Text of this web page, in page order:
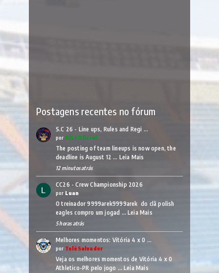
Postagens recentes no fórum
S.C 26 - Line ups, Rules and Regi …
por DjLsOficial
The posting of team lineups is now open, the
deadline is August 12 … Leia Mais
12 minutos atrás
CC26 - Crew Championship 2026
por Luan
O treinador 9999arek9999arek do clã polish
eagles compro um jogad … Leia Mais
5 horas atrás
Melhores momentos: Vitória 4 x 0 …
por TelêSalvador
Veja os melhores momentos de Vitória 4 x 0
Athletico-PR pelo jogo … Leia Mais